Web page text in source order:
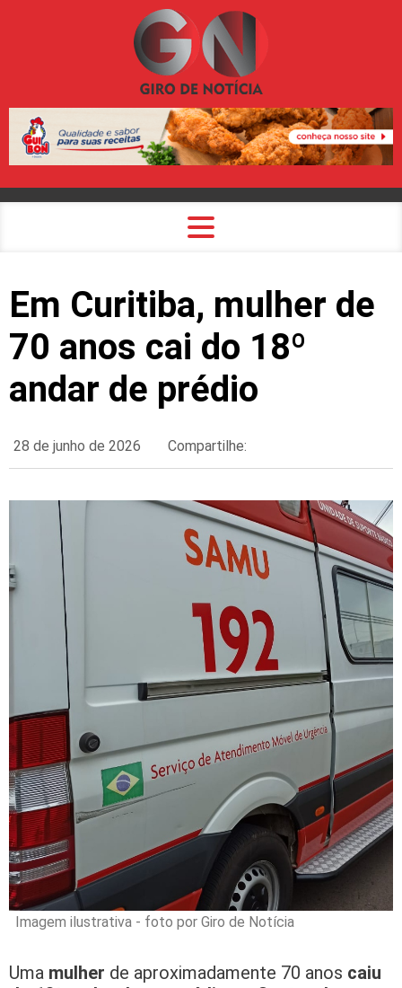
Em Curitiba, mulher de
70 anos cai do 18º
andar de prédio
28 de junho de 2026 Compartilhe:
Imagem ilustrativa - foto por Giro de Notícia
Uma mulher de aproximadamente 70 anos caiu